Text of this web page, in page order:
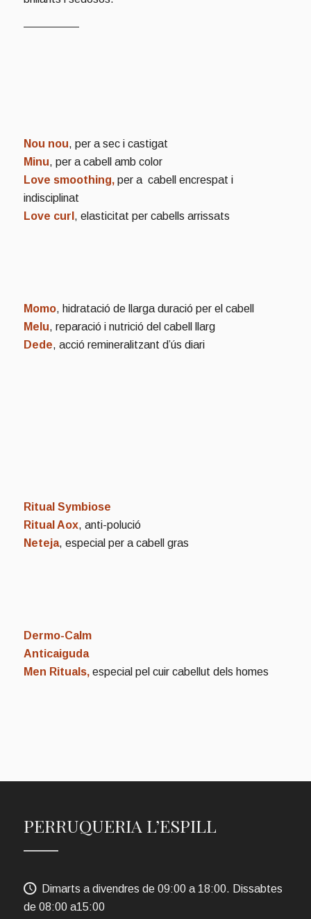
Nou nou, per a sec i castigat
Minu, per a cabell amb color
Love smoothing,per a cabell encrespat i
indisciplinat
Love curl , elasticitat per cabells arrissats
Momo, hidratació de llarga duració per el cabell
Melu, reparació i nutrició del cabell llarg
Dede, acció remineralitzant d’ús diari
Ritual Symbiose
Ritual Aox, anti-polució
Neteja, especial per a cabell gras
Dermo-Calm
Anticaiguda
Men Rituals,especial pel cuir cabellut dels homes
PERRUQUERIA L’ESPILL
Dimarts a divendres de 09:00 a 18:00. Dissabtes
de 08:00 a15:00